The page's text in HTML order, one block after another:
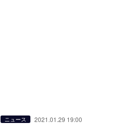
ニュース 2021.01.29 19:00